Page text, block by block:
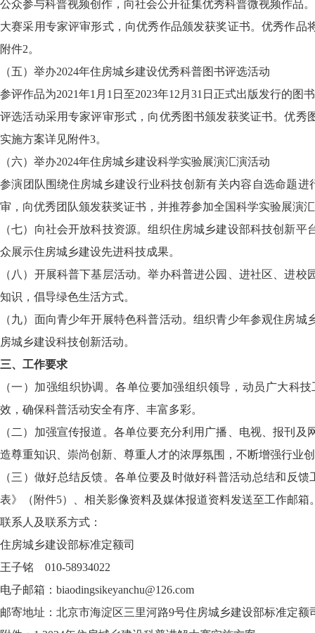
公众参与科普视频创作，向社会公开征集优秀科普微视频作品
大赛采用专家评审形式，向优秀作品颁发获奖证书。优秀作
附件2。
（五）举办2024年住房城乡建设优秀科普图书评选活动
参评作品为2021年1月1日至2023年12月31日正式出版发行的
评选活动采用专家评审形式，向优秀图书颁发获奖证书。优
实施方案详见附件3。
（六）举办2024年住房城乡建设科学实验展演汇演活动
参演团队围绕住房城乡建设行业科技创新有关内容自选命题
审，向优秀团队颁发获奖证书，并推荐参加全国科学实验展演
（七）向社会开放科技资源。组织住房城乡建设部科技创新
众展示住房城乡建设先进科技成果。
（八）开展科普下基层活动。举办科普进公园、进社区、进
知识，倡导绿色生活方式。
（九）面向青少年开展特色科普活动。组织青少年参观住房
房城乡建设科技创新活动。
三、工作要求
（一）加强组织协调。各单位要加强组织领导，动员广大科
效，确保科普活动安全有序、丰富多彩。
（二）加强宣传报道。各单位要充分利用广播、电视、报刊
造尊重知识、崇尚创新、尊重人才的浓厚氛围，不断增强行业
（三）做好总结反馈。各单位要及时做好科普活动总结和反
表》（附件5）、相关影像资料及媒体报道资料发送至工作邮
联系人及联系方式：
住房城乡建设部标准定额司
王子铭 010-58934022
电子邮箱：biaodingsikeyanchu@126.com
邮寄地址：北京市海淀区三里河路9号住房城乡建设部标准定额